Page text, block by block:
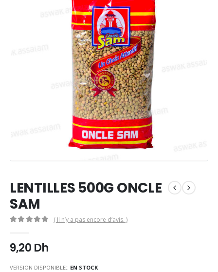
LENTILLES 500G ONCLE
SAM
( Il n’y a pas encore d’avis. )
9,20 Dh
VERSION DISPONIBLE:: EN STOCK